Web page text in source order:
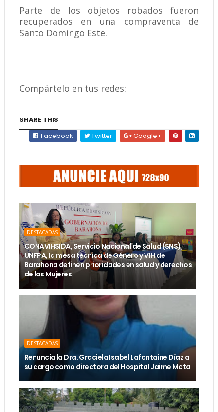
Parte de los objetos robados fueron
recuperados en una compraventa de
Santo Domingo Este.
Compártelo en tus redes:
SHARE THIS
Facebook
Twitter Google+
DESTACADAS
CONAVIHSIDA, Servicio Nacional de Salud (SNS),
UNFPA, la mesa técnica de Género y VIH de
Barahona definen prioridades en salud y derechos
de las Mujeres
DESTACADAS
Renuncia la Dra. Graciela Isabel Lafontaine Díaz a
su cargo como directora del Hospital Jaime Mota